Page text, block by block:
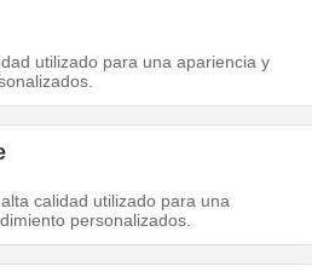
utilizado para una apariencia y
calidad utilizado para una
personalizados.